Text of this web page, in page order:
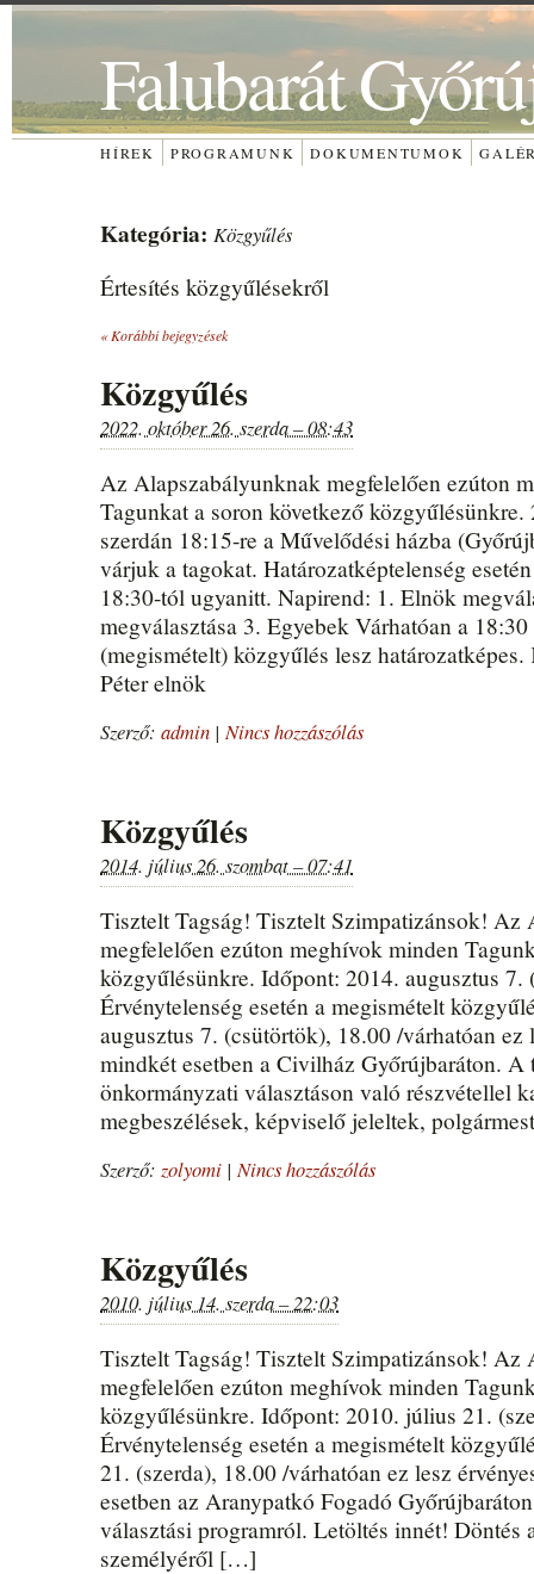
Falubarát
HÍREK PROGRAMUNK DOKUMENTUMOK
Kategória: Közgyűlés
Értesítés közgyűlésekről
«Korábbi bejegyzések
Közgyűlés
2022. október 26. szerda – 08:43
Az Alapszabályunknak megfelelően ezúton
Tagunkat a soron következő
szerdán 18:15-re a Művelődési házba
várjuk a tagokat. Határozatképtelenség
18:30-tól ugyanitt. Napirend: 1. Elnök
megválasztása 3. Egyebek Várhatóan a
(megismételt) közgyűlés lesz
Péter elnök
Szerző: admin | Nincs hozzászólás
Közgyűlés
2014. július 26. szombat – 07:41
Tisztelt Tagság! Tisztelt Szimpatizánsok! Az
megfelelően ezúton meghívok minden
közgyűlésünkre. Időpont: 2014. augusztus 7.
Érvénytelenség esetén a megismételt
augusztus 7. (csütörtök), 18.00 /várhatóan ez
mindkét esetben a Civilház Győrújbaráton. A
önkormányzati választáson való részvétellel
megbeszélések, képviselő jeleltek,
Szerző: zolyomi | Nincs hozzászólás
Közgyűlés
2010. július 14. szerda – 22:03
Tisztelt Tagság! Tisztelt Szimpatizánsok! Az
megfelelően ezúton meghívok minden
közgyűlésünkre. Időpont: 2010. július 21.
Érvénytelenség esetén a megismételt
21. (szerda), 18.00 /várhatóan ez lesz
esetben az Aranypatkó Fogadó
választási programról. Letöltés innét! Döntés
személyéről […]